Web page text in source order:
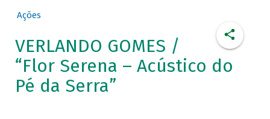
Ações
VERLANDO GOMES /
“Flor Serena – Acústico do
Pé da Serra”